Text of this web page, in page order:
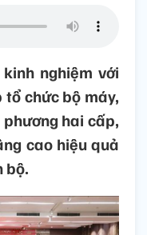
nghiệm với
chức bộ máy,
hai cấp,
cao hiệu quả
bộ.